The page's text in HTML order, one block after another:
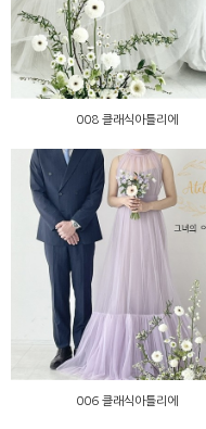
008 클래식아틀리에
006 클래식아틀리에
006 클래식아틀리에